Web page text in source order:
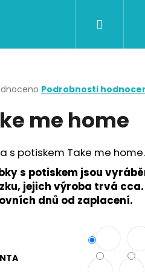
CERTIFIKÁTY A
Podrobnosti
me home
s potiskem Take me home.
s potiskem jsou
jejich výroba trvá cca.
dnů od zaplacení.